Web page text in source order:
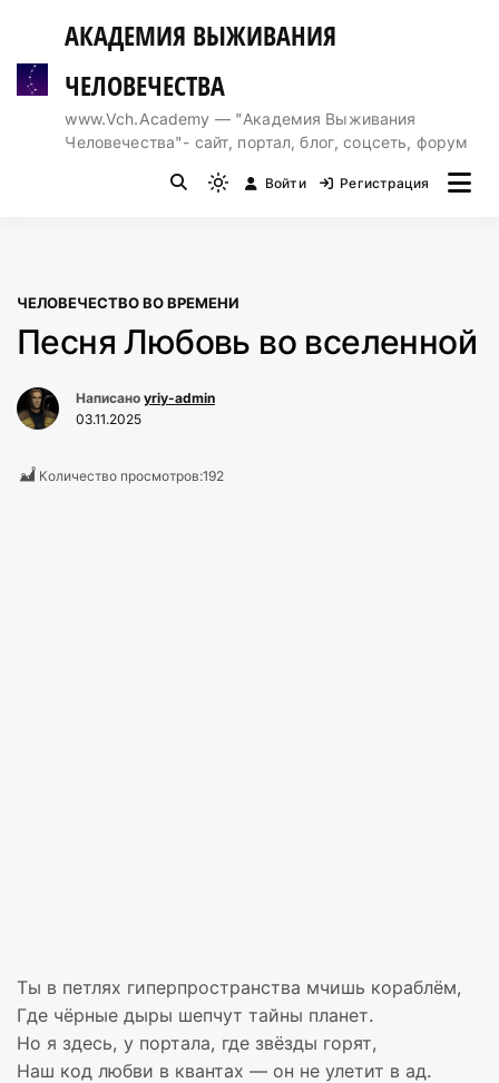
содержимому
АКАДЕМИЯ ВЫЖИВАНИЯ
ЧЕЛОВЕЧЕСТВА
www.Vch.Academy — "Академия Выживания
Человечества"- сайт, портал, блог, соцсеть, форум
Light
switch
to
dark)
Войти Регистрация
ЧЕЛОВЕЧЕСТВО ВО ВРЕМЕНИ
Песня Любовь во вселенной
Написано yriy-admin
03.11.2025
Количество просмотров:192
Ты в петлях гиперпространства мчишь кораблём,
Где чёрные дыры шепчут тайны планет.
Но я здесь, у портала, где звёзды горят,
Наш код любви в квантах — он не улетит в ад.